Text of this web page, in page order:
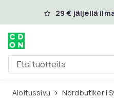
Ohita ja siirry
29 € jäljellä
Etsi tuotteita
Aloitussivu Nordbutiker i